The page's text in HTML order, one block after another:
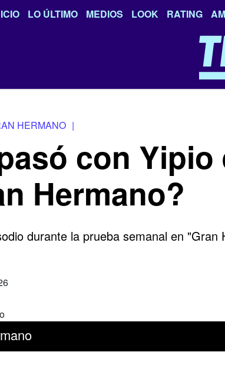
LO ÚLTIMO MEDIOS LOOK RATING
HERMANO |
con
Hermano?
durante la prueba semanal en